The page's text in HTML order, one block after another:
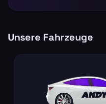
Unsere Fahrzeuge